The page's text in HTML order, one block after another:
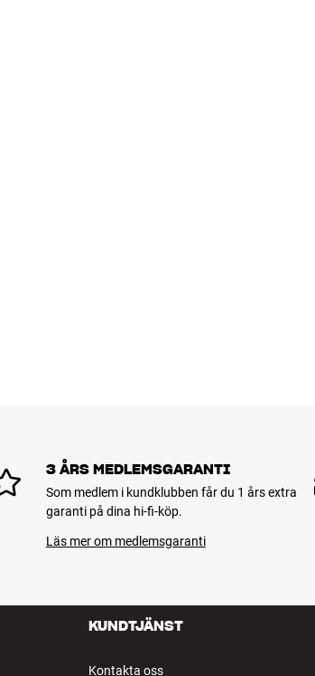
3 ÅRS MEDLEMSGARANTI
Som medlem i kundklubben får du 1 års extra
garanti på dina hi-fi-köp.
Läs mer om medlemsgaranti
KUNDTJÄNST
Kontakta oss